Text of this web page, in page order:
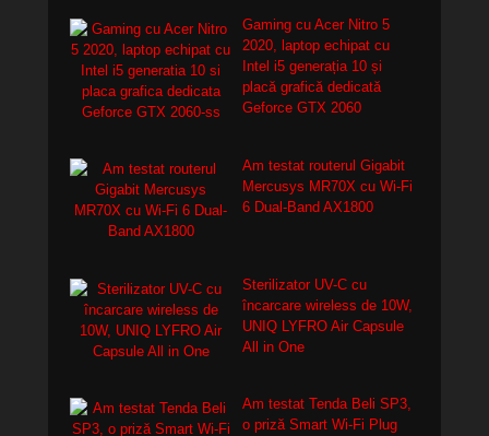
Gaming cu Acer Nitro 5
2020, laptop echipat cu
Intel i5 generația 10 și
placă grafică dedicată
Geforce GTX 2060
Am testat routerul Gigabit
Mercusys MR70X cu Wi-Fi
6 Dual-Band AX1800
Sterilizator UV-C cu
încarcare wireless de 10W,
UNIQ LYFRO Air Capsule
All in One
Am testat Tenda Beli SP3,
o priză Smart Wi-Fi Plug